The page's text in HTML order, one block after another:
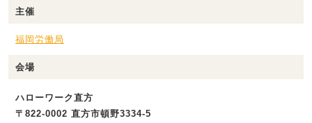
主催
福岡労働局
会場
ハローワーク直方
〒822-0002 直方市頓野3334-5